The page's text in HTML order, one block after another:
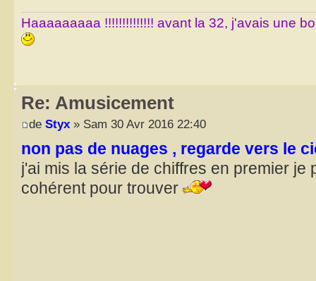
Haaaaaaaaa !!!!!!!!!!!!!! avant la 32, j'avais une
Re: Amusicement
de Styx » Sam 30 Avr 2016 22:40
non pas de nuages , regarde vers le
j'ai mis la série de chiffres en premier je
cohérent pour trouver